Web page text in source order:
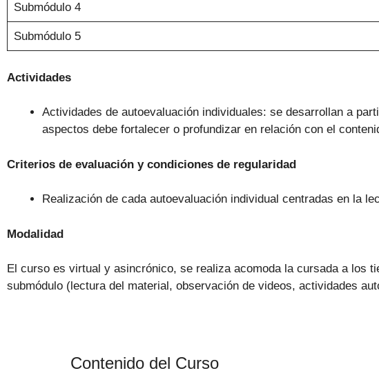
Submódulo 4
Submódulo 5
Actividades
Actividades de autoevaluación individuales: se desarrollan a
aspectos debe fortalecer o profundizar en relación con el
Criterios de evaluación y condiciones de regularidad
Realización de cada autoevaluación individual centradas en la
Modalidad
El curso es virtual y asincrónico, se realiza acomoda la cursada a los
submódulo (lectura del material, observación de videos, actividades
Contenido del Curso